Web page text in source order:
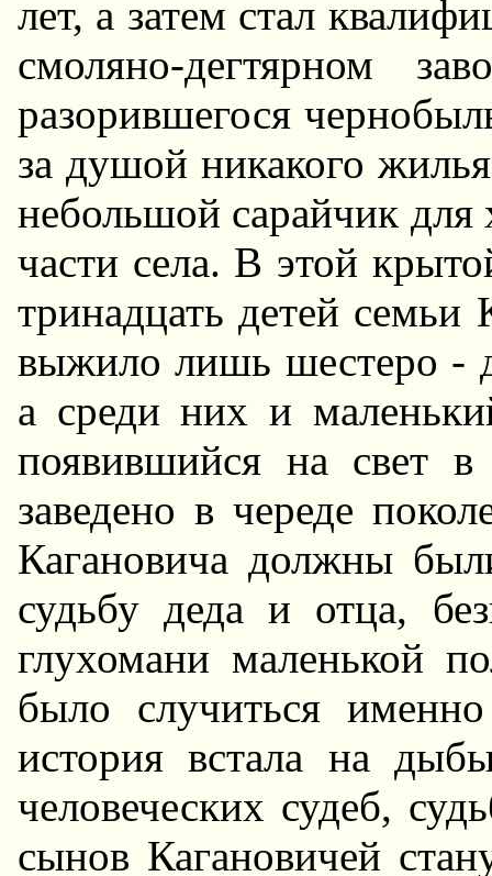
лет, а затем стал
смоляно-дегтярном
разорившегося
за душой никакого
небольшой сарайчик
части села. В этой
тринадцать детей семьи
выжило лишь шестеро -
а среди них и
появившийся на свет
заведено в череде
Кагановича должны
судьбу деда и отца,
глухомани маленькой
было случиться
история встала на
человеческих судеб,
сынов Кагановичей